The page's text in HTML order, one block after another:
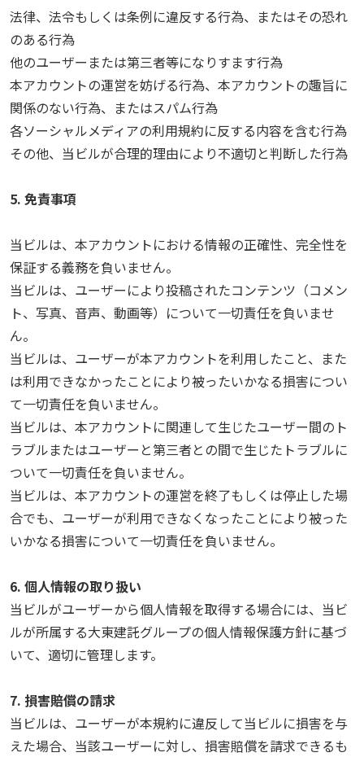
法律、法令もしくは条例に違反する行為、またはその恐れ
のある行為
他のユーザーまたは第三者等になりすます行為
本アカウントの運営を妨げる行為、本アカウントの趣旨に
関係のない行為、またはスパム行為
各ソーシャルメディアの利用規約に反する内容を含む行為
その他、当ビルが合理的理由により不適切と判断した行為
5. 免責事項
当ビルは、本アカウントにおける情報の正確性、完全性を
保証する義務を負いません。
当ビルは、ユーザーにより投稿されたコンテンツ（コメン
ト、写真、音声、動画等）について一切責任を負いませ
ん。
当ビルは、ユーザーが本アカウントを利用したこと、また
は利用できなかったことにより被ったいかなる損害につい
て一切責任を負いません。
当ビルは、本アカウントに関連して生じたユーザー間のト
ラブルまたはユーザーと第三者との間で生じたトラブルに
ついて一切責任を負いません。
当ビルは、本アカウントの運営を終了もしくは停止した場
合でも、ユーザーが利用できなくなったことにより被った
いかなる損害について一切責任を負いません。
6. 個人情報の取り扱い
当ビルがユーザーから個人情報を取得する場合には、当ビ
ルが所属する大東建託グループの個人情報保護方針に基づ
いて、適切に管理します。
7. 損害賠償の請求
当ビルは、ユーザーが本規約に違反して当ビルに損害を与
えた場合、当該ユーザーに対し、損害賠償を請求できるも